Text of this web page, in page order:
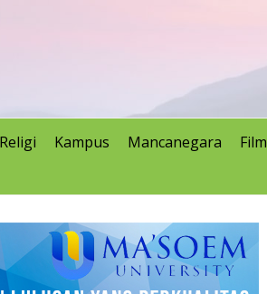
Religi Kampus Mancanegara Film